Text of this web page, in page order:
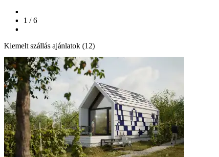
1 / 6
Kiemelt szállás ajánlatok (12)